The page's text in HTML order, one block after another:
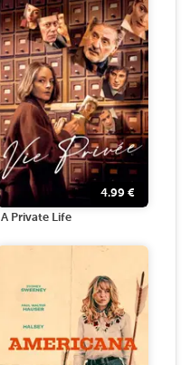
4.99 €
A Private Life